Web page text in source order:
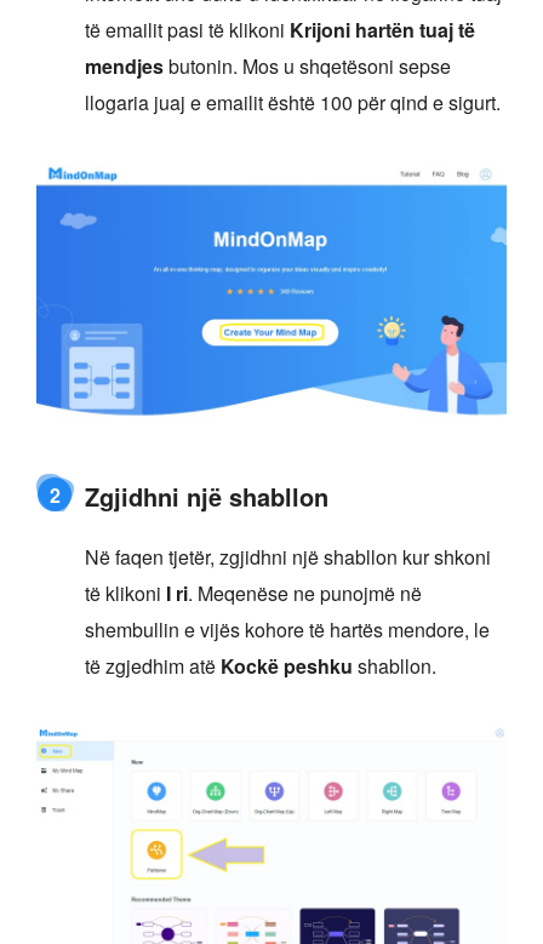
të emailit pasi të klikoni Krijoni hartën tuaj të
mendjesbutonin. Mos u shqetësoni sepse
llogaria juaj e emailit është 100 për qind e sigurt.
2 Zgjidhni një shabllon
Në faqen tjetër, zgjidhni një shabllon kur shkoni
të klikoni I ri. Meqenëse ne punojmë në
shembullin e vijës kohore të hartës mendore, le
të zgjedhim atë Kockë peshku shabllon.